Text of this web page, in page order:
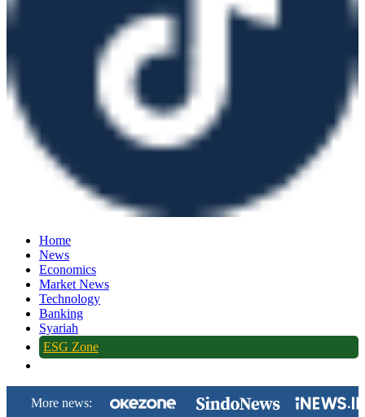
Home
News
Economics
Market News
Technology
Banking
Syariah
ESG Zone
More news: